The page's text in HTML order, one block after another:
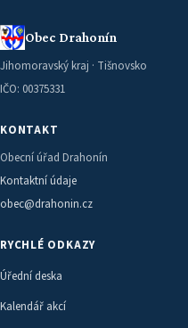
Obec Drahonín
Jihomoravský kraj · Tišnovsko
IČO: 00375331
KONTAKT
Obecní úřad Drahonín
Kontaktní údaje
obec@drahonin.cz
RYCHLÉ ODKAZY
Úřední deska
Kalendář akcí